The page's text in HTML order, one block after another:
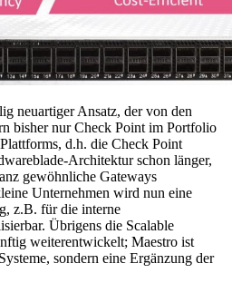
neuartiger Ansatz, der von den
bisher nur Check Point im Portfolio
d.h. die Check Point
Architektur schon länger,
gewöhnliche Gateways
Unternehmen wird nun eine
z.B. für die interne
Übrigens die Scalable
weiterentwickelt; Maestro ist
sondern eine Ergänzung der